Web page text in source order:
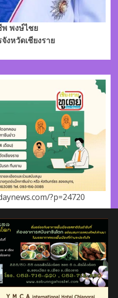
พงษ์ไชย
งหวัดเชียงราย
?p=24720